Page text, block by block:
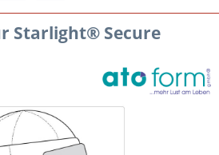
Starlight® Secure